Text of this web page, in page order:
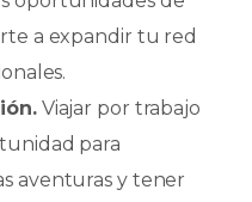
a expandir tu red
Viajar por trabajo
para
aventuras y tener